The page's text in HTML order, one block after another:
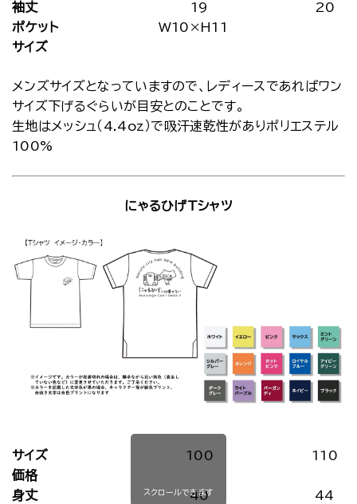
袖丈
19
20
ポケット
サイズ
W10×H11
メンズサイズとなっていますので、レディースであればワン
サイズ下げるぐらいが目安とのことです。
生地はメッシュ（4.4oz）で吸汗速乾性がありポリエステル
100%
にゃるひげTシャツ
サイズ 100
110
価格
身丈
40 44
スクロールできます